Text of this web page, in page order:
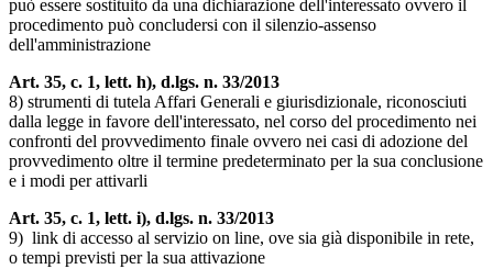
può essere sostituito da una dichiarazione dell'interessato ovvero il
procedimento può concludersi con il silenzio-assenso
dell'amministrazione
Art. 35, c. 1, lett. h), d.lgs. n. 33/2013
8) strumenti di tutela Affari Generali e giurisdizionale, riconosciuti
dalla legge in favore dell'interessato, nel corso del procedimento nei
confronti del provvedimento finale ovvero nei casi di adozione del
provvedimento oltre il termine predeterminato per la sua conclusione
e i modi per attivarli
Art. 35, c. 1, lett. i), d.lgs. n. 33/2013
9) link di accesso al servizio on line, ove sia già disponibile in rete,
o tempi previsti per la sua attivazione